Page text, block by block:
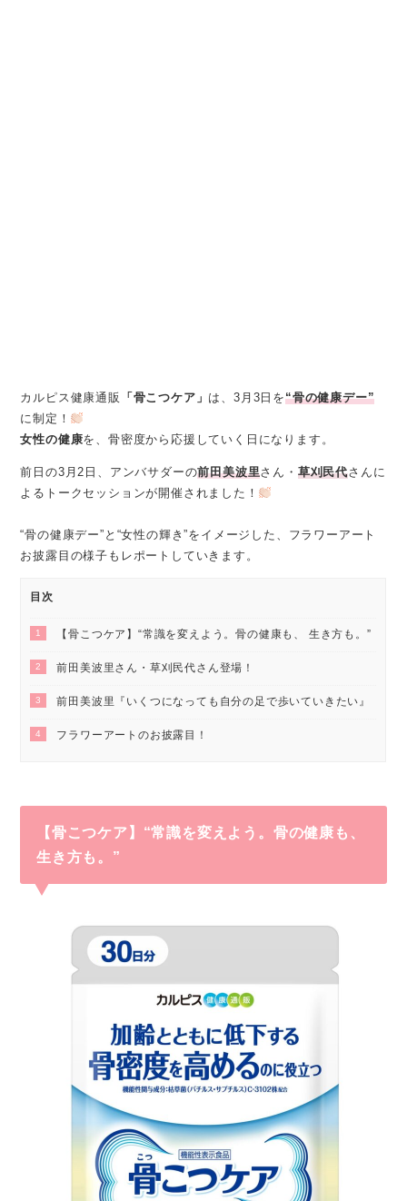
カルピス健康通販 「骨こつケア」 は、3月3日を“骨の健康デー”
に制定！
女性の健康を、骨密度から応援していく日になります。
前日の3月2日、アンバサダーの前田美波里さん・ 草刈民代さんに
よるトークセッションが開催されました！
“骨の健康デー”と“女性の輝き”をイメージした、フラワーアート
お披露目の様子もレポートしていきます。
目次
1 【骨こつケア】“常識を変えよう。骨の健康も、 生き方も。”
2 前田美波里さん・草刈民代さん登場！
3 前田美波里『いくつになっても自分の足で歩いていきたい』
4 フラワーアートのお披露目！
【骨こつケア】“常識を変えよう。骨の健康も、
生き方も。”